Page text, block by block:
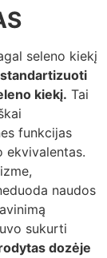
seleno kiekį
kiekį. Tai
funkcijas
ekvivalentas.
naudos
sukurti
dozėje